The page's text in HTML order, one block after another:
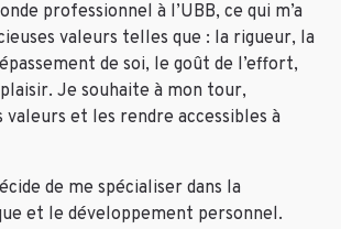
professionnel à l’UBB, ce qui m’a
valeurs telles que : la rigueur, la
de soi, le goût de l’effort,
Je souhaite à mon tour,
et les rendre accessibles à
de me spécialiser dans la
et le développement personnel.